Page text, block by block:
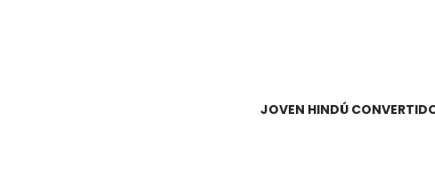
JOVEN HINDÚ